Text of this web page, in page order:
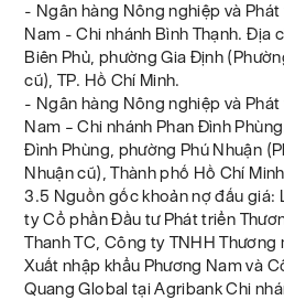
- Ngân hàng Nông nghiệp và
Nam - Chi nhánh Bình Thạnh. Địa
Biên Phủ, phường Gia Định
cũ), TP. Hồ Chí Minh.
- Ngân hàng Nông nghiệp và
Nam – Chi nhánh Phan Đình
Đình Phùng, phường Phú Nhuận
Nhuận cũ), Thành phố Hồ Chí
3.5 Nguồn gốc khoản nợ đấu giá:
ty Cổ phần Đầu tư Phát triển
Thanh TC, Công ty TNHH Thương
Xuất nhập khẩu Phương Nam và
Quang Global tại Agribank Chi